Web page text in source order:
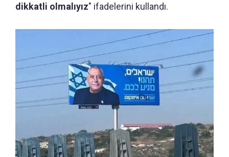
dikkatli olmalıyız" ifadelerini kullandı.